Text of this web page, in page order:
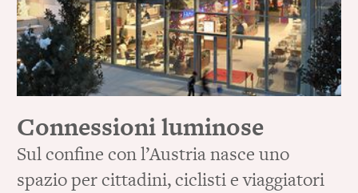
Connessioni luminose
Sul confine con l’Austria nasce uno
spazio per cittadini, ciclisti e viaggiatori